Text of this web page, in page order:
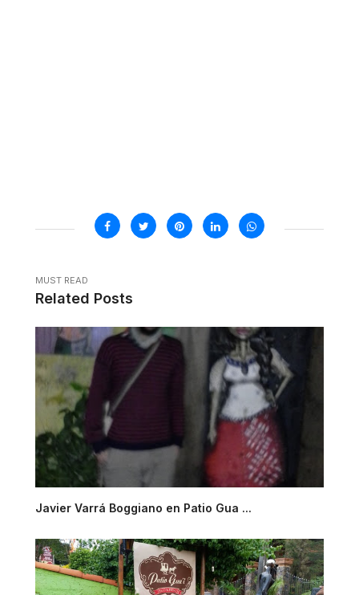
MUST READ
Related Posts
Javier Varrá Boggiano en Patio Gua ...